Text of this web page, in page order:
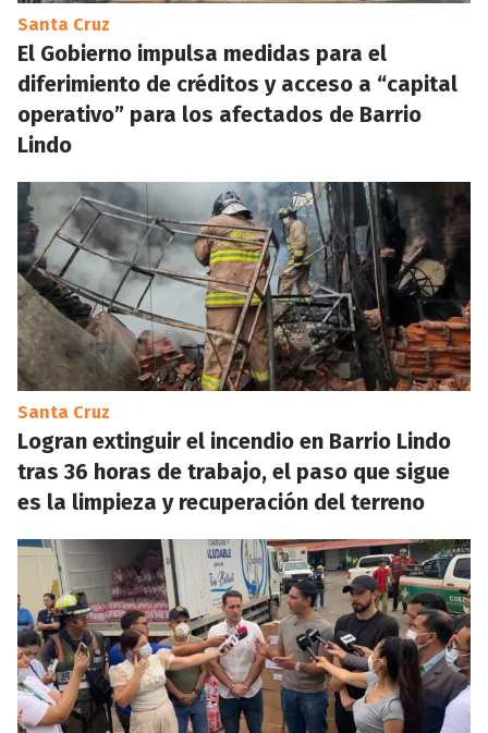
Santa Cruz
El Gobierno impulsa medidas para el
diferimiento de créditos y acceso a “capital
operativo” para los afectados de Barrio
Lindo
Santa Cruz
Logran extinguir el incendio en Barrio Lindo
tras 36 horas de trabajo, el paso que sigue
es la limpieza y recuperación del terreno